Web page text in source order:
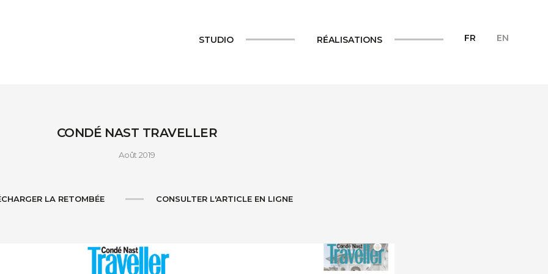
STUDIO RÉALISATIONS FR EN
CONDÉ NAST TRAVELLER
Août 2019
LA RETOMBÉE CONSULTER L'ARTICLE EN LIGNE